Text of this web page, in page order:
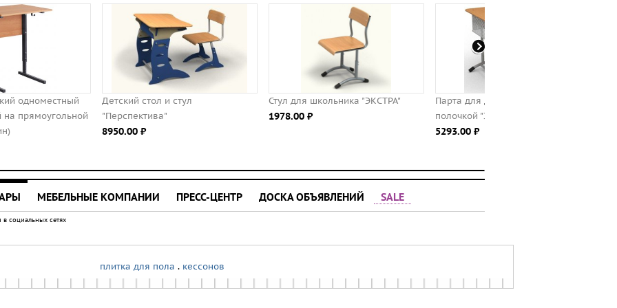
стол и стул
⃏
Стул для школьника "ЭКСТРА"
1978.00 ⃏
Парта для детей с перфорацией и
полочкой "ЭКСТРА" (одноместная)
МЕБЕЛЬНЫЕ КОМПАНИИ ПРЕСС-ЦЕНТР ДОСКА ОБЪЯВЛЕНИЙ SALE
социальных сетях
плитка для пола . кессонов